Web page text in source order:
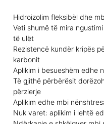
Hidroizolim fleksibël dhe
Veti shumë të mira
të ulët
Rezistencë kundër kripës
karbonit
Aplikim i besueshëm edhe
Të gjithë përbërësit
përzierje
Aplikim edhe mbi
Nuk varet: aplikim i lehtë